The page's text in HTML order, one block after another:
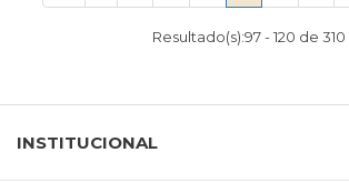
Resultado(s):97-120 de 310
INSTITUCIONAL